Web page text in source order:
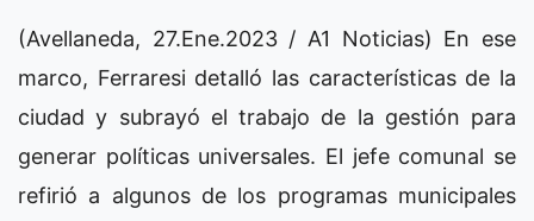
(Avellaneda, 27.Ene.2023 / A1 Noticias) En ese
marco, Ferraresi detalló las características de la
ciudad y subrayó el trabajo de la gestión para
generar políticas universales. El jefe comunal se
refirió a algunos de los programas municipales